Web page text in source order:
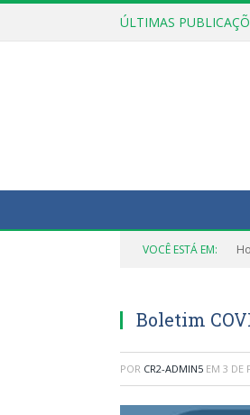
ÚLTIMAS
VOCÊ ESTÁ EM:
Boletim
POR CR2-ADMIN5 EM 3 DE